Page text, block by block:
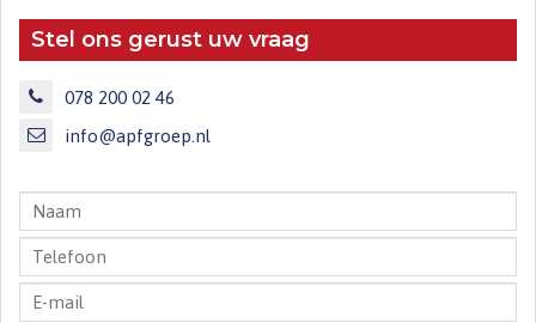
Stel ons gerust uw vraag
078 200 02 46
info@apfgroep.nl